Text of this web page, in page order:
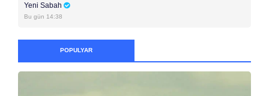
Yeni Sabah
Bu gün 14:38
POPULYAR